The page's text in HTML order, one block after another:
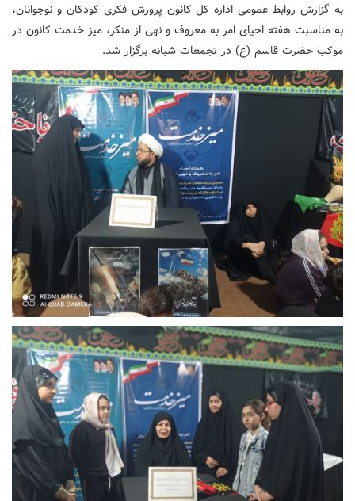
به گزارش روابط عمومی اداره کل کانون پرورش فکری کودکان و نوجوانان،
به مناسبت هفته احیای امر به معروف و نهی از منکر، میز خدمت کانون در
موکب حضرت قاسم (ع) در تجمعات شبانه برگزار شد.